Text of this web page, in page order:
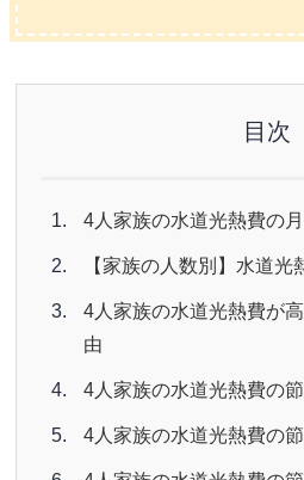
目次
4人家族の水道光熱費の
【家族の人数別】水道光
4人家族の水道光熱費が
由
4人家族の水道光熱費の
4人家族の水道光熱費の